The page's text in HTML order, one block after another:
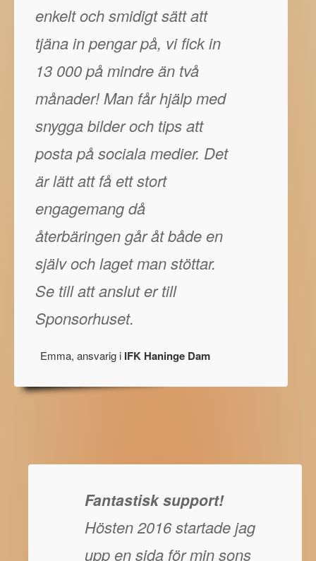
enkelt och smidigt sätt att
tjäna in pengar på, vi fick in
13 000 på mindre än två
månader! Man får hjälp med
snygga bilder och tips att
posta på sociala medier. Det
är lätt att få ett stort
engagemang då
återbäringen går åt både en
själv och laget man stöttar.
Se till att anslut er till
Sponsorhuset.
Emma, ansvarig i IFK Haninge Dam
Fantastisk support!
Hösten 2016 startade jag
upp en sida för min sons